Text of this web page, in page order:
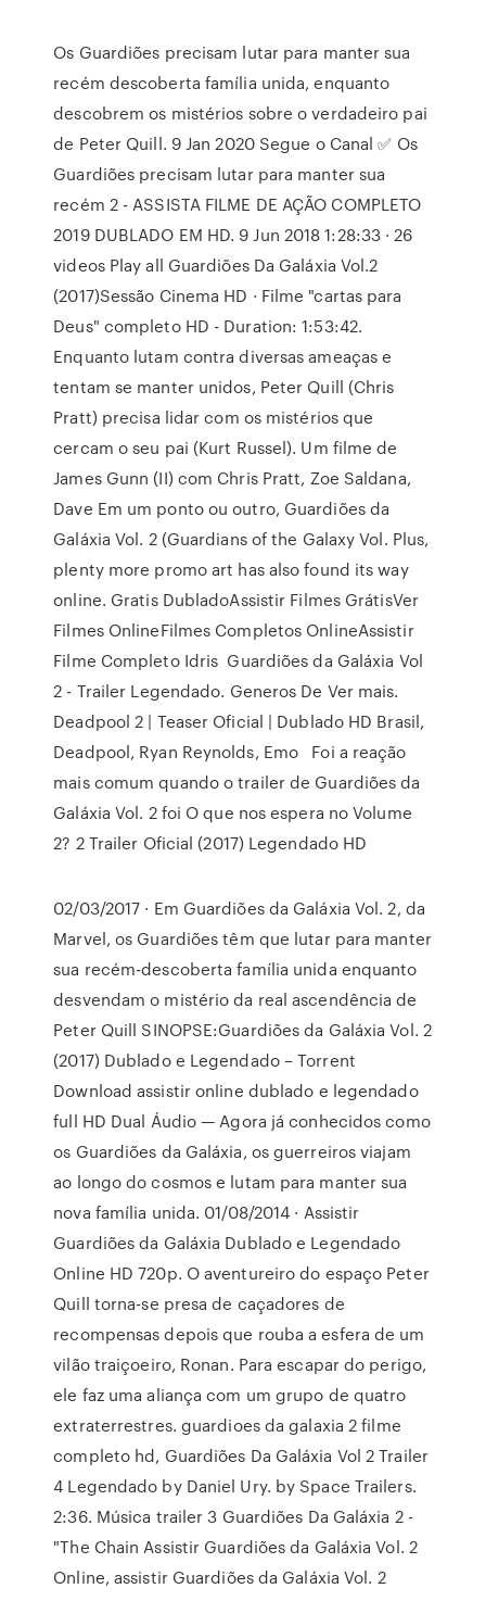
Os Guardiões precisam lutar para manter sua
recém descoberta família unida, enquanto
descobrem os mistérios sobre o verdadeiro pai
de Peter Quill. 9 Jan 2020 Segue o Canal ✅ Os
Guardiões precisam lutar para manter sua
recém 2 - ASSISTA FILME DE AÇÃO COMPLETO
2019 DUBLADO EM HD. 9 Jun 2018 1:28:33 · 26
videos Play all Guardiões Da Galáxia Vol.2
(2017)Sessão Cinema HD · Filme "cartas para
Deus" completo HD - Duration: 1:53:42.
Enquanto lutam contra diversas ameaças e
tentam se manter unidos, Peter Quill (Chris
Pratt) precisa lidar com os mistérios que
cercam o seu pai (Kurt Russel). Um filme de
James Gunn (II) com Chris Pratt, Zoe Saldana,
Dave Em um ponto ou outro, Guardiões da
Galáxia Vol. 2 (Guardians of the Galaxy Vol. Plus,
plenty more promo art has also found its way
online. Gratis DubladoAssistir Filmes GrátisVer
Filmes OnlineFilmes Completos OnlineAssistir
Filme Completo Idris Guardiões da Galáxia Vol
2 - Trailer Legendado. Generos De Ver mais.
Deadpool 2 | Teaser Oficial | Dublado HD Brasil,
Deadpool, Ryan Reynolds, Emo Foi a reação
mais comum quando o trailer de Guardiões da
Galáxia Vol. 2 foi O que nos espera no Volume
2? 2 Trailer Oficial (2017) Legendado HD
02/03/2017 · Em Guardiões da Galáxia Vol. 2, da
Marvel, os Guardiões têm que lutar para manter
sua recém-descoberta família unida enquanto
desvendam o mistério da real ascendência de
Peter Quill SINOPSE:Guardiões da Galáxia Vol. 2
(2017) Dublado e Legendado – Torrent
Download assistir online dublado e legendado
full HD Dual Áudio — Agora já conhecidos como
os Guardiões da Galáxia, os guerreiros viajam
ao longo do cosmos e lutam para manter sua
nova família unida. 01/08/2014 · Assistir
Guardiões da Galáxia Dublado e Legendado
Online HD 720p. O aventureiro do espaço Peter
Quill torna-se presa de caçadores de
recompensas depois que rouba a esfera de um
vilão traiçoeiro, Ronan. Para escapar do perigo,
ele faz uma aliança com um grupo de quatro
extraterrestres. guardioes da galaxia 2 filme
completo hd, Guardiões Da Galáxia Vol 2 Trailer
4 Legendado by Daniel Ury. by Space Trailers.
2:36. Música trailer 3 Guardiões Da Galáxia 2 -
"The Chain Assistir Guardiões da Galáxia Vol. 2
Online, assistir Guardiões da Galáxia Vol. 2